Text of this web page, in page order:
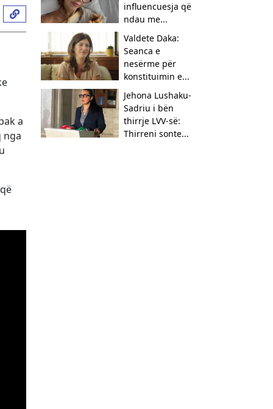
a
nga
influencuesja që
ndau me...
Valdete Daka:
Seanca e
nesërme për
konstituimin e...
Jehona Lushaku-
Sadriu i bën
thirrje LVV-së:
Thirreni sonte...